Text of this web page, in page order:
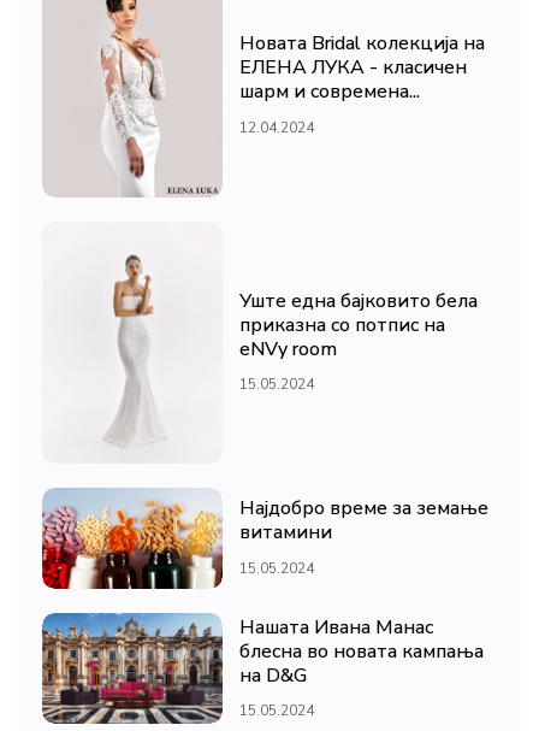
Новата Bridal колекција на
ЕЛЕНА ЛУКА - класичен
шарм и современа...
12.04.2024
Уште една бајковито бела
приказна со потпис на
eNVy room
15.05.2024
Најдобро време за земање
витамини
15.05.2024
Нашата Ивана Манас
блесна во новата кампања
на D&G
15.05.2024